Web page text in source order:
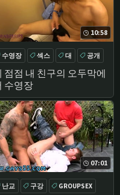
10:58
점점 내 친구의 오두막에
수영장
수영장 섹스 대 공개
07:01
난교 구강
GROUPSEX